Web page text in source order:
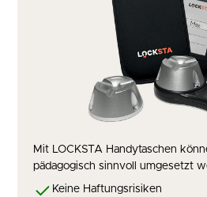
Mit LOCKSTA Handytaschen
pädagogisch sinnvoll umgesetzt
Keine Haftungsrisiken